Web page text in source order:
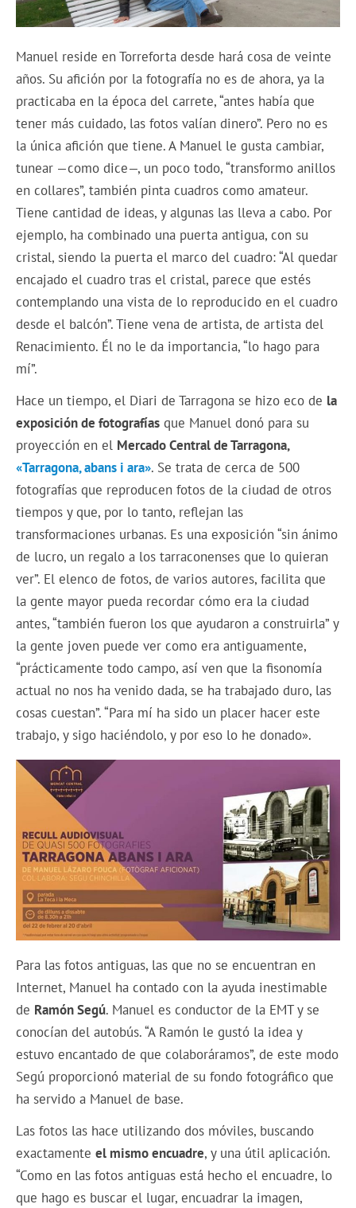
Manuel reside en Torreforta desde hará cosa de veinte
años. Su afición por la fotografía no es de ahora, ya la
practicaba en la época del carrete, “antes había que
tener más cuidado, las fotos valían dinero”. Pero no es
la única afición que tiene. A Manuel le gusta cambiar,
tunear —como dice—, un poco todo, “transformo anillos
en collares”, también pinta cuadros como amateur.
Tiene cantidad de ideas, y algunas las lleva a cabo. Por
ejemplo, ha combinado una puerta antigua, con su
cristal, siendo la puerta el marco del cuadro: “Al quedar
encajado el cuadro tras el cristal, parece que estés
contemplando una vista de lo reproducido en el cuadro
desde el balcón”. Tiene vena de artista, de artista del
Renacimiento. Él no le da importancia, “lo hago para
mí”.
Hace un tiempo, el Diari de Tarragona se hizo eco de la
exposición de fotografías que Manuel donó para su
proyección en el Mercado Central de Tarragona,
«Tarragona, abans i ara». Se trata de cerca de 500
fotografías que reproducen fotos de la ciudad de otros
tiempos y que, por lo tanto, reflejan las
transformaciones urbanas. Es una exposición “sin ánimo
de lucro, un regalo a los tarraconenses que lo quieran
ver”. El elenco de fotos, de varios autores, facilita que
la gente mayor pueda recordar cómo era la ciudad
antes, “también fueron los que ayudaron a construirla” y
la gente joven puede ver como era antiguamente,
“prácticamente todo campo, así ven que la fisonomía
actual no nos ha venido dada, se ha trabajado duro, las
cosas cuestan”. “Para mí ha sido un placer hacer este
trabajo, y sigo haciéndolo, y por eso lo he donado».
Para las fotos antiguas, las que no se encuentran en
Internet, Manuel ha contado con la ayuda inestimable
de Ramón Segú. Manuel es conductor de la EMT y se
conocían del autobús. “A Ramón le gustó la idea y
estuvo encantado de que colaboráramos”, de este modo
Segú proporcionó material de su fondo fotográfico que
ha servido a Manuel de base.
Las fotos las hace utilizando dos móviles, buscando
exactamenteel mismo encuadre, y una útil aplicación.
“Como en las fotos antiguas está hecho el encuadre, lo
que hago es buscar el lugar, encuadrar la imagen,